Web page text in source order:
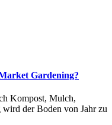
Gardening?
Kompost, Mulch,
wird der Boden von Jahr zu